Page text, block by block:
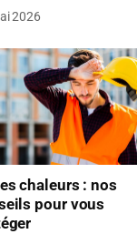
2026
chaleurs : nos
pour vous